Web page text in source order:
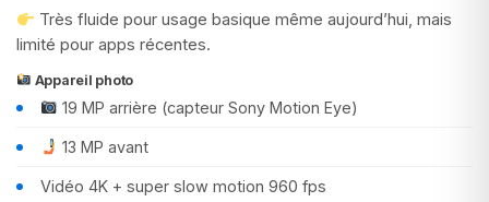
Très fluide pour usage basique même aujourd’hui, mais
limité pour apps récentes.
Appareil photo
19 MP arrière (capteur Sony Motion Eye)
13 MP avant
Vidéo 4K + super slow motion 960 fps